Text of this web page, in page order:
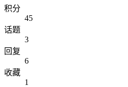
积分
45
话题
3
回复
6
收藏
1